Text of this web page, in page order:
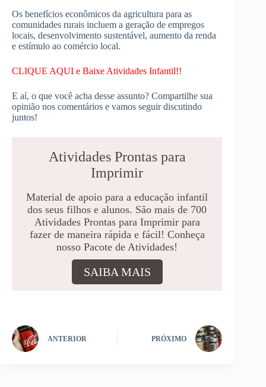
Os benefícios econômicos da agricultura para as
comunidades rurais incluem a geração de empregos
locais, desenvolvimento sustentável, aumento da renda
e estímulo ao comércio local.
CLIQUE AQUI e Baixe Atividades Infantil!!
E aí, o que você acha desse assunto? Compartilhe sua
opinião nos comentários e vamos seguir discutindo
juntos!
Atividades Prontas para
Imprimir
Material de apoio para a educação infantil
dos seus filhos e alunos. São mais de 700
Atividades Prontas para Imprimir para
fazer de maneira rápida e fácil! Conheça
nosso Pacote de Atividades!
SAIBA MAIS
ANTERIOR PRÓXIMO